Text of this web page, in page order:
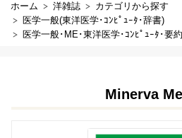
ホーム
洋雑誌
カテゴリから探す
医学一般(東洋医学･ｺﾝﾋﾟｭｰﾀ･辞書)
医学一般･ME･東洋医学･ｺﾝﾋﾟｭｰﾀ･要
Minerva